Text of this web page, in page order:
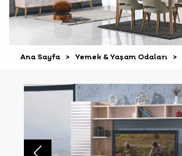
Ana Sayfa > Yemek & Yaşam Odaları >